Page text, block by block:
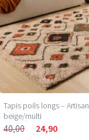
Tapis poils longs – Artisan
beige/multi
40,00 24,90